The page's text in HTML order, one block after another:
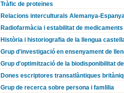
Tràfic de proteïnes
Relacions interculturals Alemanya-
Radiofarmàcia i estabilitat de medicaments
Història i historiografia de la llengua
Grup d'investigació en ensenyament de
Grup d'optimització de la biodisponibilitat
Dones escriptores transatlàntiques
Grup de recerca sobre persona i famlilia